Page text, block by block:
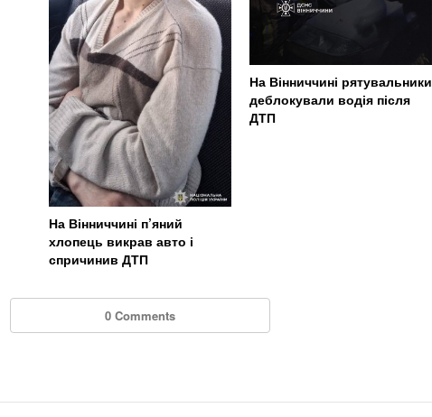
На Вінниччині п’яний
хлопець викрав авто і
спричинив ДТП
На Вінниччині рятувальники
деблокували водія після
ДТП
0 Comments